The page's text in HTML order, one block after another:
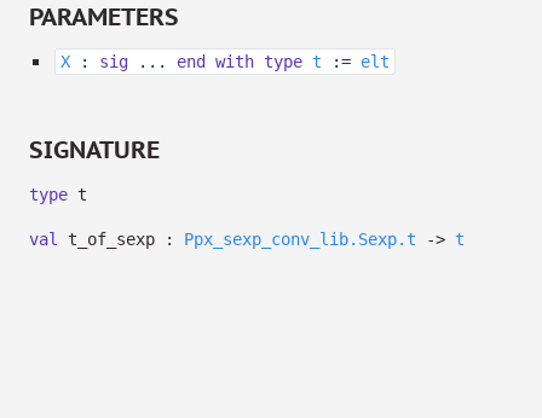
PARAMETERS
X : sig ... end with type t := elt
SIGNATURE
type t
val t_of_sexp : Ppx_sexp_conv_lib.Sexp.t -> t